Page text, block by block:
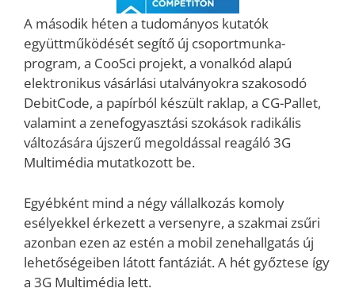
A második héten a tudományos kutatók
együttműködését segítő új csoportmunka-
program, a CooSci projekt, a vonalkód alapú
elektronikus vásárlási utalványokra szakosodó
DebitCode, a papírból készült raklap, a CG-Pallet,
valamint a zenefogyasztási szokások radikális
változására újszerű megoldással reagáló 3G
Multimédia mutatkozott be.
Egyébként mind a négy vállalkozás komoly
esélyekkel érkezett a versenyre, a szakmai zsűri
azonban ezen az estén a mobil zenehallgatás új
lehetőségeiben látott fantáziát. A hét győztese így
a 3G Multimédia lett.